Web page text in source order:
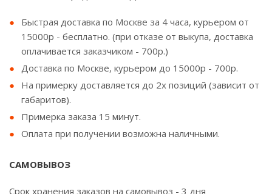
Быстрая доставка по Москве за 4 часа, курьером от
15000р - бесплатно. (при отказе от выкупа, доставка
оплачивается заказчиком - 700р.)
Доставка по Москве, курьером до 15000р - 700р.
На примерку доставляется до 2х позиций (зависит от
габаритов).
Примерка заказа 15 минут.
Оплата при получении возможна наличными.
САМОВЫВОЗ
Срок хранения заказов на самовывоз - 3 дня